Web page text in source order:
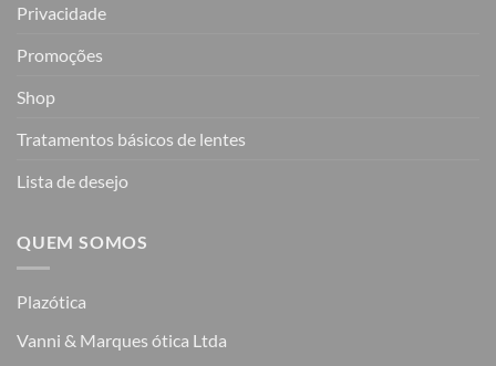
Privacidade
Promoções
Shop
Tratamentos básicos de lentes
Lista de desejo
QUEM SOMOS
Plazótica
Vanni & Marques ótica Ltda